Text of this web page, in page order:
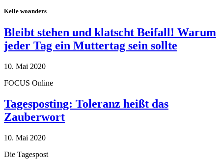
Kelle woanders
Bleibt stehen und klatscht Beifall! Warum
jeder Tag ein Muttertag sein sollte
10. Mai 2020
FOCUS Online
Tagesposting: Toleranz heißt das
Zauberwort
10. Mai 2020
Die Tagespost